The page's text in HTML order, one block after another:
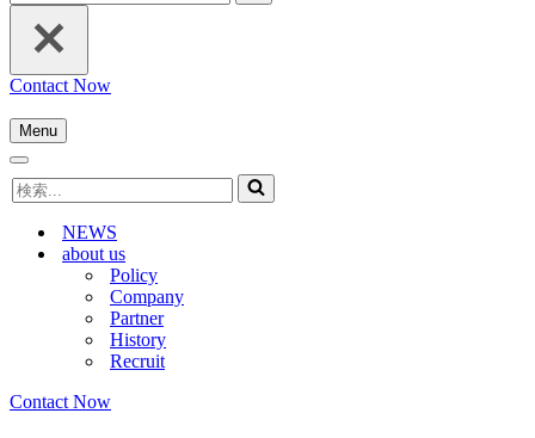
索...
Contact Now
Menu
ナ
ゲ
シ
ョ
ナ
ビ
検
索...
NEWS
about us
Policy
Company
Partner
History
Recruit
Contact Now